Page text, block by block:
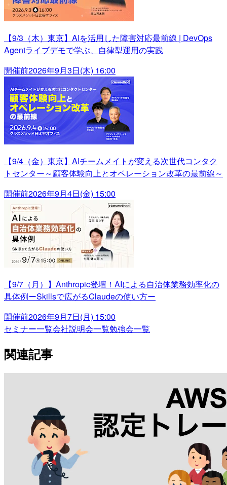
【9/3（木）東京】AIを活用した障害対応最前線 | DevOps
Agentライブデモで学ぶ、自律型運用の実践
開催前2026年9月3日(木) 16:00
【9/4（金）東京】AIチームメイトが変える次世代コンタク
トセンター～顧客体験向上とオペレーション改革の最前線～
開催前2026年9月4日(金) 15:00
【9/7（月）】Anthropic登壇！AIによる自治体業務効率化の
具体例ーSkillsで広がるClaudeの使い方ー
開催前2026年9月7日(月) 15:00
セミナー一覧会社説明会一覧勉強会一覧
関連記事